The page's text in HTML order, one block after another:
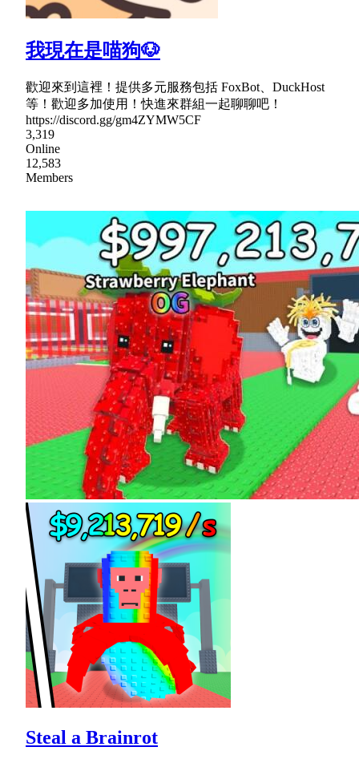
我現在是喵狗🐶
歡迎來到這裡！提供多元服務包括 FoxBot、DuckHost
等！歡迎多加使用！快進來群組一起聊聊吧！
https://discord.gg/gm4ZYMW5CF
3,319
Online
12,583
Members
Steal a Brainrot